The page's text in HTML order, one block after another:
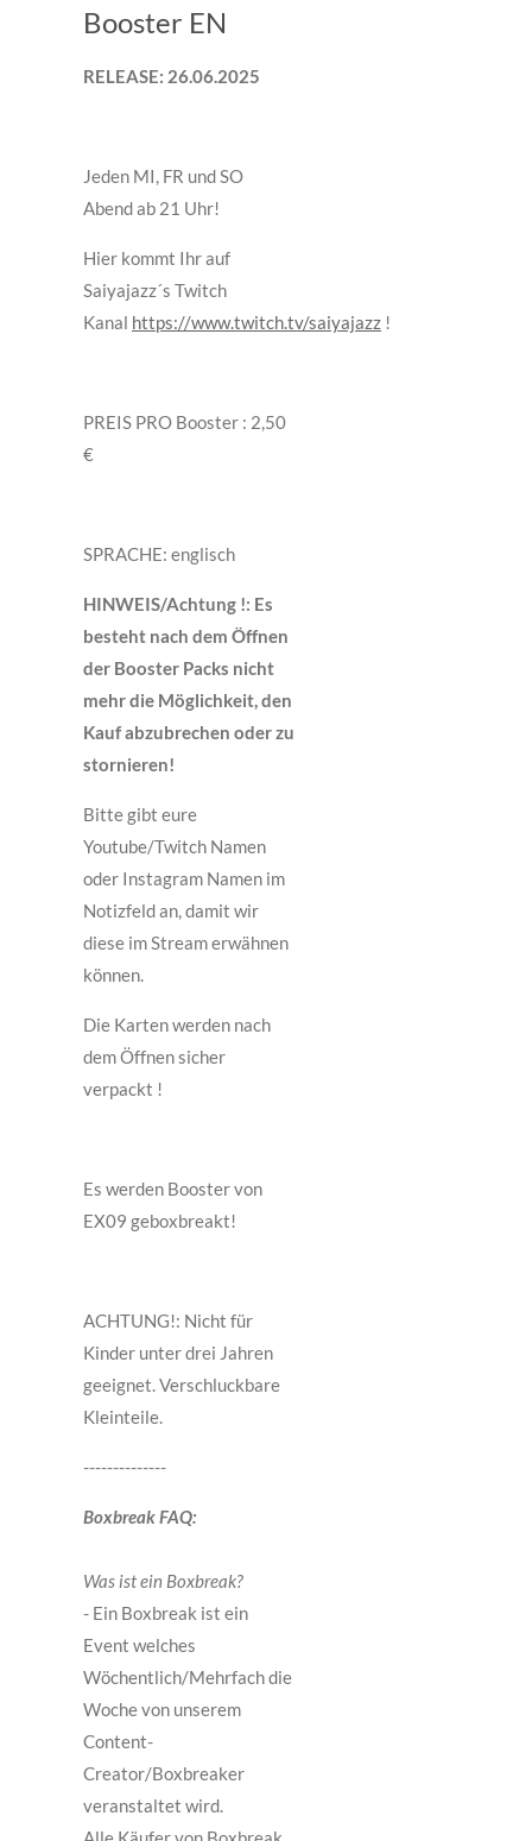
Booster EN
RELEASE: 26.06.2025
Jeden MI, FR und SO
Abend ab 21 Uhr!
Hier kommt Ihr auf
Saiyajazz´s Twitch
Kanal https://www.twitch.tv/saiyajazz !
PREIS PRO Booster : 2,50
€
SPRACHE: englisch
HINWEIS/Achtung !: Es
besteht nach dem Öffnen
der Booster Packs nicht
mehr die Möglichkeit, den
Kauf abzubrechen oder zu
stornieren!
Bitte gibt eure
Youtube/Twitch Namen
oder Instagram Namen im
Notizfeld an, damit wir
diese im Stream erwähnen
können.
Die Karten werden nach
dem Öffnen sicher
verpackt !
Es werden Booster von
EX09 geboxbreakt!
ACHTUNG!: Nicht für
Kinder unter drei Jahren
geeignet. Verschluckbare
Kleinteile.
--------------
Boxbreak FAQ:
Was ist ein Boxbreak?
- Ein Boxbreak ist ein
Event welches
Wöchentlich/Mehrfach die
Woche von unserem
Content-
Creator/Boxbreaker
veranstaltet wird.